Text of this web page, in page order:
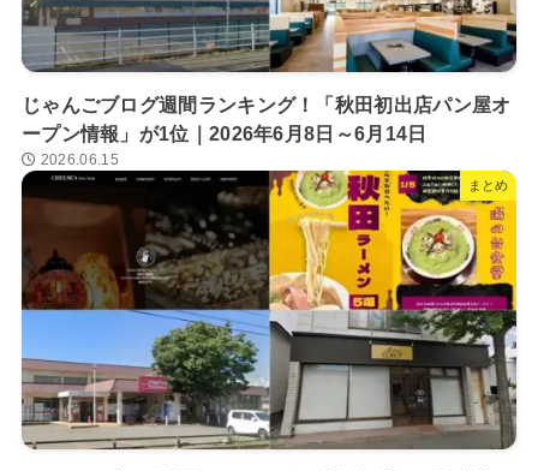
じゃんごブログ週間ランキング！「秋田初出店パン屋オ
ープン情報」が1位｜2026年6月8日～6月14日
2026.06.15
まとめ